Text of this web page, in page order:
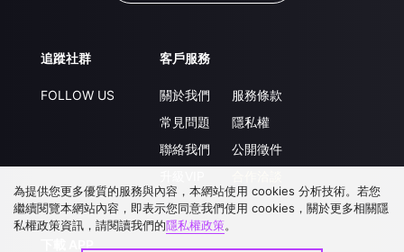
追蹤社群
FOLLOW US
客戶服務
關於我們
常見問題
聯絡我們
服務條款
隱私權
公開徵件
為提供您更多優質的服務與內容，本網站使用 cookies 分析技術。若您
繼續閱覽本網站內容，即表示您同意我們使用 cookies，關於更多相關隱
私權政策資訊，請閱讀我們的隱私權政策。